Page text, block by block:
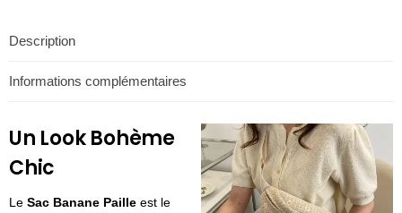
Description
Informations complémentaires
Un Look Bohème
Chic
Le Sac Banane Paille est le